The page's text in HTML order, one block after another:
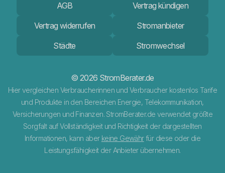
AGB
Vertrag kündigen
Vertrag widerrufen
Stromanbieter
Städte
Stromwechsel
© 2026 StromBerater.de
Hier vergleichen Verbraucherinnen und Verbraucher kostenlos Tarife
und Produkte in den Bereichen Energie, Telekommunikation,
Versicherungen und Finanzen. StromBerater.de verwendet größte
Sorgfalt auf Vollständigkeit und Richtigkeit der dargestellten
Informationen, kann aber keine Gewährfür diese oder die
Leistungsfähigkeit der Anbieter übernehmen.